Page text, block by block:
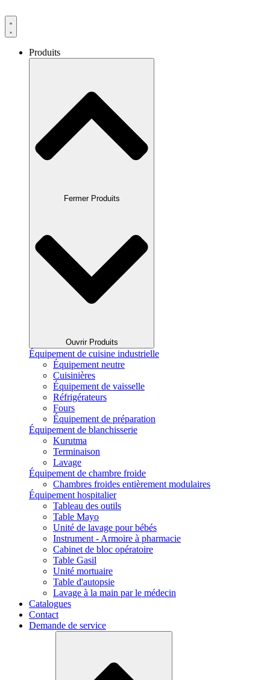
Produits
Fermer Produits
Ouvrir Produits
Équipement de cuisine industrielle
Équipement neutre
Cuisinières
Équipement de vaisselle
Réfrigérateurs
Fours
Équipement de préparation
Équipement de blanchisserie
Kurutma
Terminaison
Lavage
Équipement de chambre froide
Chambres froides entièrement modulaires
Équipement hospitalier
Tableau des outils
Table Mayo
Unité de lavage pour bébés
Instrument - Armoire à pharmacie
Cabinet de bloc opératoire
Table Gasil
Unité mortuaire
Table d'autopsie
Lavage à la main par le médecin
Catalogues
Contact
Demande de service